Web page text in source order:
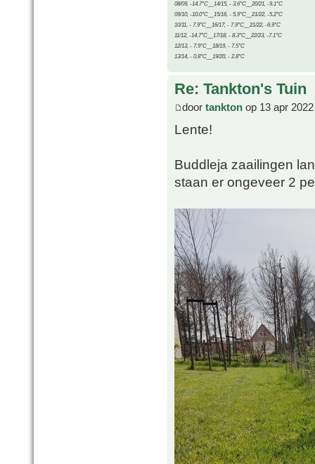
08/09, -14.7°C__14/15, - 3.6°C__20/21, -9.1°C
09/10, -10.0°C__15/16, - 5.9°C__21/22, -5.2°C
10/11, - 7.9°C__16/17, - 7.9°C__21/22, -6.9°C
11/12, -14.7°C__17/18, - 8.3°C__22/23, -7.1°C
12/13, - 7.9°C__18/19, - 7.5°C
13/14, - 0.8°C__19/20, - 2.8°C
Re: Tankton's Tuin
door tankton op 13 apr
Lente!
Buddleja zaailingen
staan er ongeveer 2